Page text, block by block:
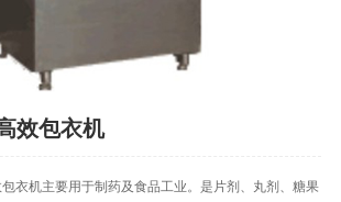
效包衣机
衣机主要用于制药及食品工业。是片剂、丸剂、糖果